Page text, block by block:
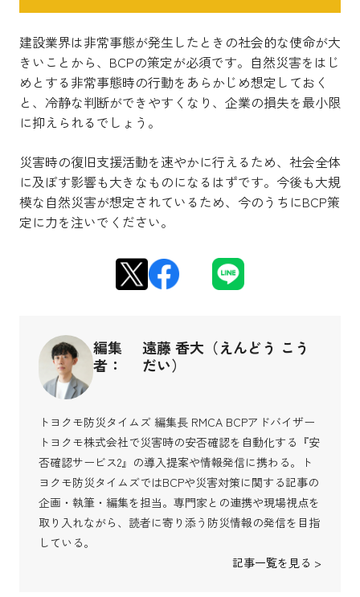
建設業界は非常事態が発生したときの社会的な使命が大
きいことから、BCPの策定が必須です。自然災害をはじ
めとする非常事態時の行動をあらかじめ想定しておく
と、冷静な判断ができやすくなり、企業の損失を最小限
に抑えられるでしょう。
災害時の復旧支援活動を速やかに行えるため、社会全体
に及ぼす影響も大きなものになるはずです。今後も大規
模な自然災害が想定されているため、今のうちにBCP策
定に力を注いでください。
編集
者：
遠藤 香大（えんどう こう
だい）
トヨクモ防災タイムズ 編集長 RMCA BCPアドバイザー
トヨクモ株式会社で災害時の安否確認を自動化する『安
否確認サービス2』の導入提案や情報発信に携わる。ト
ヨクモ防災タイムズではBCPや災害対策に関する記事の
企画・執筆・編集を担当。専門家との連携や現場視点を
取り入れながら、読者に寄り添う防災情報の発信を目指
している。
記事一覧を見る >